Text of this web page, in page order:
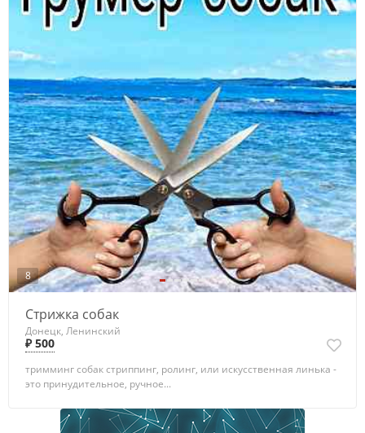
8
Стрижка собак
Донецк, Ленинский
₽ 500
тримминг собак стриппинг, ролинг, или искусственная линька -
это принудительное, ручное...